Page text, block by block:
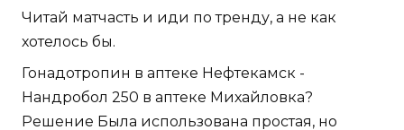
Читай матчасть и иди по тренду, а не как
хотелось бы.
Гонадотропин в аптеке Нефтекамск -
Нандробол 250 в аптеке Михайловка?
Решение Была использована простая, но